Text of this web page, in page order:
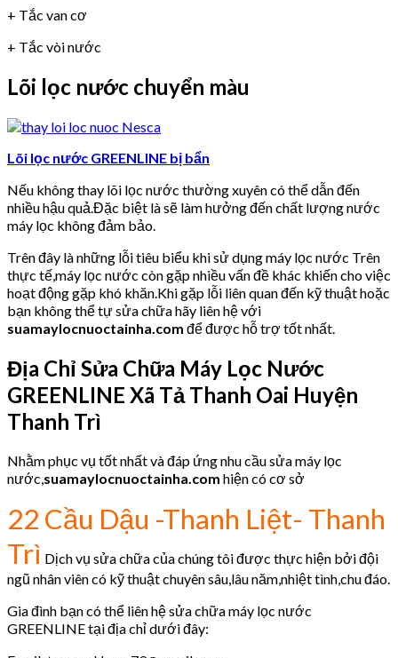
+ Tắc van cơ
+ Tắc vòi nước
Lõi lọc nước chuyển màu
Lõi lọc nước GREENLINE bị bẩn
Nếu không thay lõi lọc nước thường xuyên có thể dẫn đến
nhiều hậu quả.Đặc biệt là sẽ làm hưởng đến chất lượng nước
máy lọc không đảm bảo.
Trên đây là những lỗi tiêu biểu khi sử dụng máy lọc nước Trên
thực tế,máy lọc nước còn gặp nhiều vấn đề khác khiến cho việc
hoạt động gặp khó khăn.Khi gặp lỗi liên quan đến kỹ thuật hoặc
bạn không thể tự sửa chữa hãy liên hệ với
suamaylocnuoctainha.com để được hỗ trợ tốt nhất.
Địa Chỉ Sửa Chữa Máy Lọc Nước
GREENLINE Xã Tả Thanh Oai Huyện
Thanh Trì
Nhằm phục vụ tốt nhất và đáp ứng nhu cầu sửa máy lọc
nước, suamaylocnuoctainha.com hiện có cơ sở
22 Cầu Dậu -Thanh Liệt- Thanh
Trì Dịch vụ sửa chữa của chúng tôi được thực hiện bởi đội
ngũ nhân viên có kỹ thuật chuyên sâu,lâu năm,nhiệt tình,chu đáo.
Gia đình bạn có thể liên hệ sửa chữa máy lọc nước
GREENLINE tại địa chỉ dưới đây: